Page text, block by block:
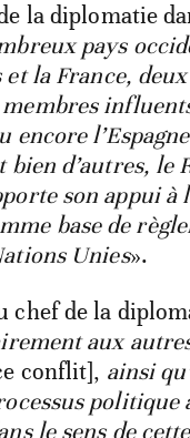
la diplomatie
pays
la France,
membres
encore
bien d’autres, le
son appui à
base de
Unies».
chef de la
aux
conflit], ainsi
politique
le sens de